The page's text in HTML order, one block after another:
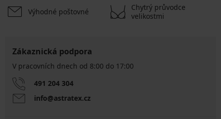
Výhodné poštovné
Chytrý průvodce
velikostmi
Zákaznická podpora
V pracovních dnech od 8:00 do 17:00
491 204 304
info@astratex.cz